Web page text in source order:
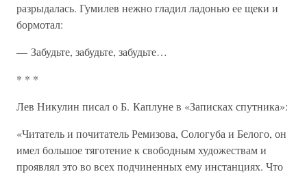
разрыдалась. Гумилев нежно гладил ладонью ее щеки и
бормотал:
— Забудьте, забудьте, забудьте…
* * *
Лев Никулин писал о Б. Каплуне в «Записках спутника»:
«Читатель и почитатель Ремизова, Сологуба и Белого, он
имел большое тяготение к свободным художествам и
проявлял это во всех подчиненных ему инстанциях. Что